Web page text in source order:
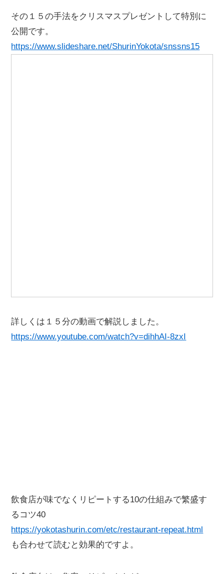
その１５の手法をクリスマスプレゼントして特別に
公開です。
https://www.slideshare.net/ShurinYokota/snssns15
詳しくは１５分の動画で解説しました。
https://www.youtube.com/watch?v=dihhAI-8zxI
飲食店が味でなくリピートする10の仕組みで繁盛す
るコツ40
https://yokotashurin.com/etc/restaurant-repeat.html
も合わせて読むと効果的ですよ。